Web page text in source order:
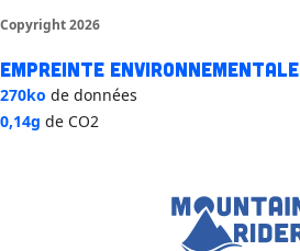
Copyright 2026
Empreinte environnementale
270ko de données
0,14g de CO2